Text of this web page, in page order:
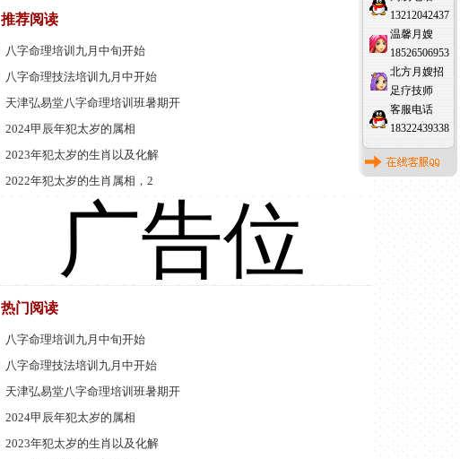
推荐阅读
八字命理培训九月中旬开始
八字命理技法培训九月中开始
天津弘易堂八字命理培训班暑期开
2024甲辰年犯太岁的属相
2023年犯太岁的生肖以及化解
2022年犯太岁的生肖属相，2
广告位
热门阅读
八字命理培训九月中旬开始
八字命理技法培训九月中开始
天津弘易堂八字命理培训班暑期开
2024甲辰年犯太岁的属相
2023年犯太岁的生肖以及化解
13212042437
温馨月嫂
18526506953
北方月嫂招
足疗技师
客服电话
18322439338